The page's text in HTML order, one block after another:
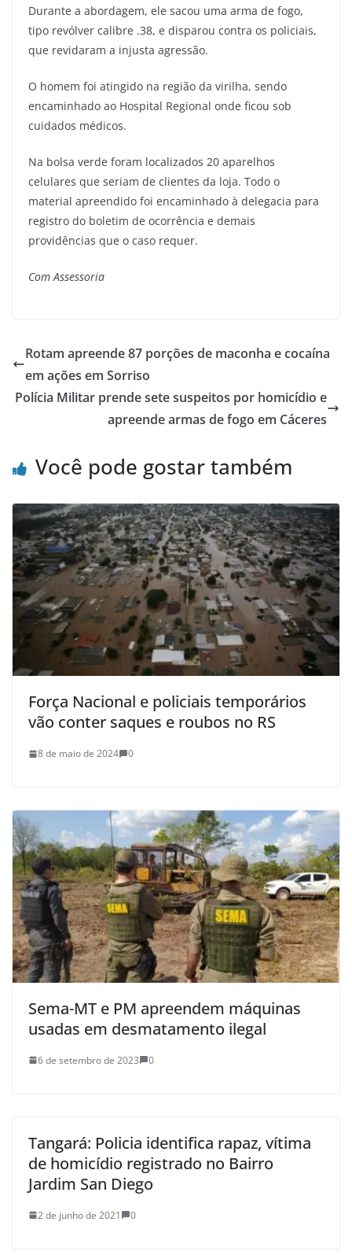
Durante a abordagem, ele sacou uma arma de fogo,
tipo revólver calibre .38, e disparou contra os policiais,
que revidaram a injusta agressão.
O homem foi atingido na região da virilha, sendo
encaminhado ao Hospital Regional onde ficou sob
cuidados médicos.
Na bolsa verde foram localizados 20 aparelhos
celulares que seriam de clientes da loja. Todo o
material apreendido foi encaminhado à delegacia para
registro do boletim de ocorrência e demais
providências que o caso requer.
Com Assessoria
Rotam apreende 87 porções de maconha e cocaína
em ações em Sorriso
Polícia Militar prende sete suspeitos por homicídio e
apreende armas de fogo em Cáceres
Você pode gostar também
Força Nacional e policiais temporários
vão conter saques e roubos no RS
8 de maio de 2024 0
Sema-MT e PM apreendem máquinas
usadas em desmatamento ilegal
6 de setembro de 2023 0
Tangará: Policia identifica rapaz, vítima
de homicídio registrado no Bairro
Jardim San Diego
2 de junho de 2021 0